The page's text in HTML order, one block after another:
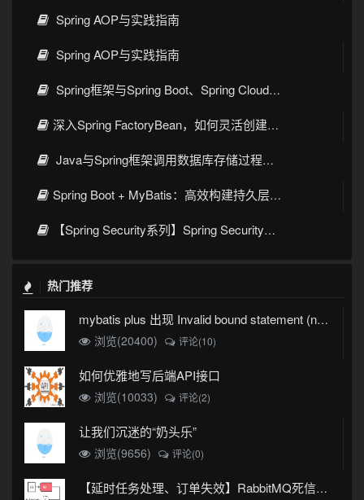
Spring AOP与实践指南
Spring AOP与实践指南
Spring框架与Spring Boot、Spring Cloud核心区别及技术演进
深入Spring FactoryBean，如何灵活创建复杂对象
Java与Spring框架调用数据库存储过程与函数的完整指南
Spring Boot + MyBatis：高效构建持久层的最佳实践
【Spring Security系列】Spring Security整合JWT：构建安全的Web应用
热门推荐
mybatis plus 出现 Invalid bound statement (not found)
浏览(20400)
评论(10)
如何优雅地写后端API接口
浏览(10033) 评论(2)
让我们沉迷的“奶头乐”
浏览(9656) 评论(0)
【延时任务处理、订单失效】RabbitMQ死信队列实现